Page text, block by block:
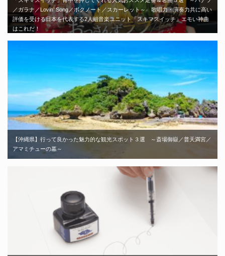
／ガラナ／Lovin’ Song／ボクノート／スカーレット～ 歌唱力・演奏力共に高い
評価を受ける日本を代表する2人組音楽ユニット「スキマスイッチ」エモい神曲
はこれだ！
【沖縄県】行って良かった魅力的な観光スポット３選 ～斎場御嶽／普天満宮／
アマミチューの墓～